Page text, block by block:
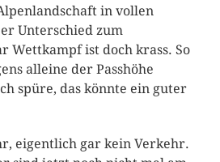
in vollen
Unterschied zum
Wettkampf ist doch krass. So
alleine der Passhöhe
spüre, das könnte ein guter
eigentlich gar kein Verkehr.